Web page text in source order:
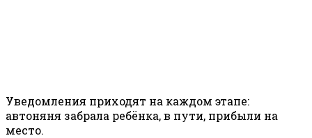
Уведомления приходят на каждом этапе:
автоняня забрала ребёнка, в пути, прибыли на
место.